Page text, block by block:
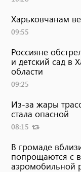
Харьковчанам
09:55
Россияне
и детский сад в
области
09:25
Из-за жары
стала опасной
08:15
В громаде
попрощаются с
аэромобильной